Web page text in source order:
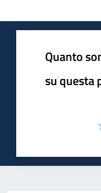
Quanto
su questa